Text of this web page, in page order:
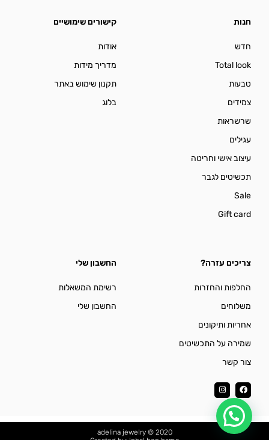
חנות
חדש
Total look
טבעות
צמידים
שרשראות
עגילים
עיצוב אישי וחריטה
תכשיטים לגבר
Sale
Gift card
קישורים שימושיים
אודות
מדריך מידות
תקנון שימוש באתר
בלוג
צריכים עזרה?
החלפות והחזרות
משלוחים
אחריות ותיקונים
שמירה על התכשיטים
צור קשר
F
a
c
e
b
o
o
I
n
s
g
r
החשבון שלי
רשימת המשאלות
החשבון שלי
adelina jewelry © 2020